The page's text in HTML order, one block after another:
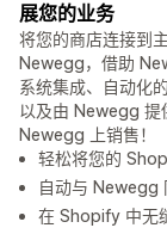
展您的业务
将您的商店连接到
Newegg，借助
系统集成、自动化
以及由 Newegg 提
Newegg 上销售！
轻松将您的
自动与 Newegg
在 Shopify 中无